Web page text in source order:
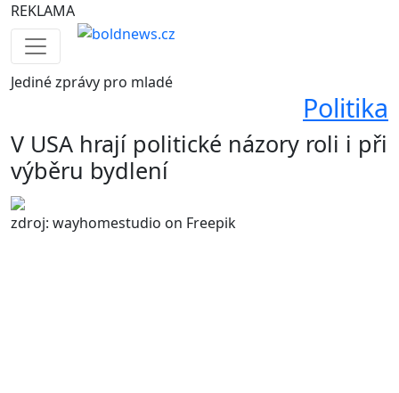
REKLAMA
Jedinézprávy pro mladé
Politika
V USA hrají politické názory roli i při
výběru bydlení
zdroj: wayhomestudio on Freepik